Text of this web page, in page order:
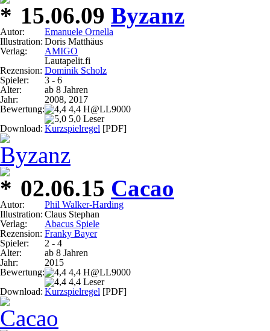
15.06.09 Byzanz
Autor:
Emanuele Ornella
Illustration: Doris Matthäus
Verlag:
AMIGO
Lautapelit.fi
Rezension: Dominik Scholz
Spieler:
3 - 6
Alter:
ab 8 Jahren
Jahr:
2008, 2017
Bewertung:
4,4 H@LL9000
5,0 Leser
Download: Kurzspielregel [PDF]
02.06.15 Cacao
Autor:
Phil Walker-Harding
Illustration: Claus Stephan
Verlag:
Abacus Spiele
Rezension: Franky Bayer
Spieler:
2 - 4
Alter:
ab 8 Jahren
Jahr:
2015
Bewertung:
4,4 H@LL9000
4,4 Leser
Download: Kurzspielregel [PDF]